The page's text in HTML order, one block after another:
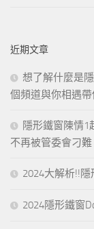
近期文章
想了解什麼是
個頻道與你相遇
隱形鐵窗陳情1
不再被管委會刁難
2024大解析!!隱
2024隱形鐵窗